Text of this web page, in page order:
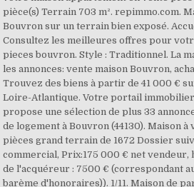
pièce(s) Terrain 703 m². repimmo.com.
Bouvron sur un terrain bien exposé.
Consultez les meilleures offres pour
pieces bouvron. Style : Traditionnel. La
les annonces: vente maison Bouvron,
Trouvez des biens à partir de 41 000 €
Loire-Atlantique. Votre portail
propose une sélection de plus 33
de logement à Bouvron (44130). Maison
pièces grand terrain de 1672 Dossier
commercial, Prix:175 000 € net vendeur,
de l'acquéreur : 7500 € (correspondant
barème d'honoraires)). 1/11. Maison de